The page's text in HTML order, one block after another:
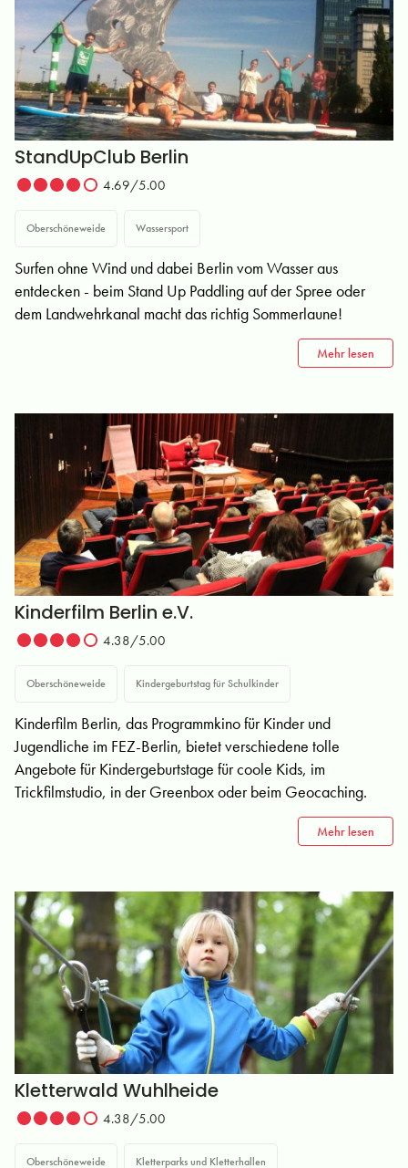
StandUpClub Berlin
4.69/5.00
Oberschöneweide Wassersport
Surfen ohne Wind und dabei Berlin vom Wasser aus
entdecken - beim Stand Up Paddling auf der Spree oder
dem Landwehrkanal macht das richtig Sommerlaune!
Mehr lesen
Kinderfilm Berlin e.V.
4.38/5.00
Oberschöneweide Kindergeburtstag für Schulkinder
Kinderfilm Berlin, das Programmkino für Kinder und
Jugendliche im FEZ-Berlin, bietet verschiedene tolle
Angebote für Kindergeburtstage für coole Kids, im
Trickfilmstudio, in der Greenbox oder beim Geocaching.
Mehr lesen
Kletterwald Wuhlheide
4.38/5.00
Oberschöneweide Kletterparks und Kletterhallen